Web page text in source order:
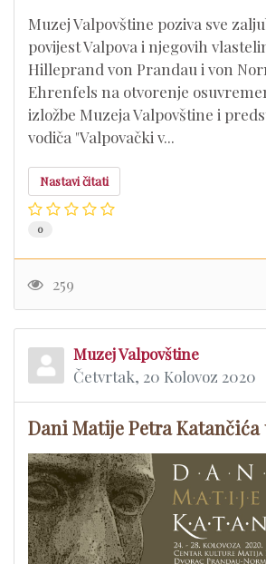
​Muzej Valpovštine poziva sve
povijest Valpova i njegovih
Hilleprand von Prandau i von
Ehrenfels na otvorenje
izložbe Muzeja Valpovštine i
vodiča "Valpovački v...
Nastavi čitati
0
259
Muzej Valpovštine
Četvrtak, 20 Kolovoz 2020
Dani Matije Petra Katančića